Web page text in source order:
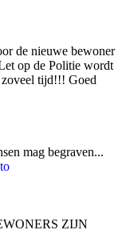
de nieuwe bewoner
op de Politie wordt
zoveel tijd!!! Goed
mag begraven...
ZIJN